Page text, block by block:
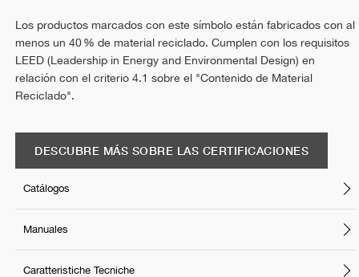
Los productos marcados con este símbolo están fabricados con al
menos un 40 % de material reciclado. Cumplen con los requisitos
LEED (Leadership in Energy and Environmental Design) en
relación con el criterio 4.1 sobre el "Contenido de Material
Reciclado".
DESCUBRE MÁS SOBRE LAS CERTIFICACIONES
Catálogos
Manuales
Caratteristiche Tecniche